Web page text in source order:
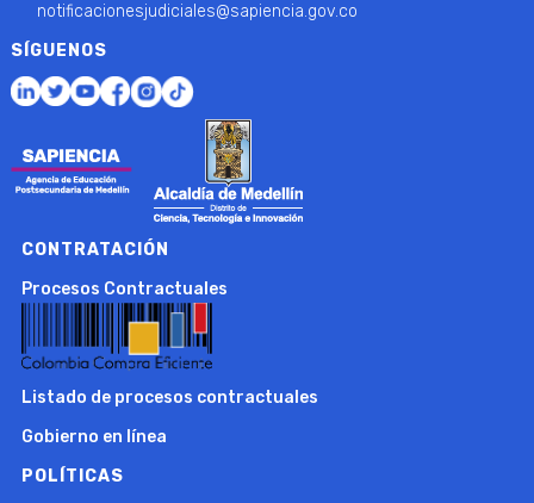
notificacionesjudiciales@sapiencia.gov.co
SÍGUENOS
CONTRATACIÓN
Procesos Contractuales
Listado de procesos contractuales
Gobierno en línea
POLÍTICAS